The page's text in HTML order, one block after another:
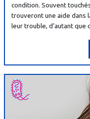
condition. Souvent
trouveront une aide dans
leur trouble, d’autant que